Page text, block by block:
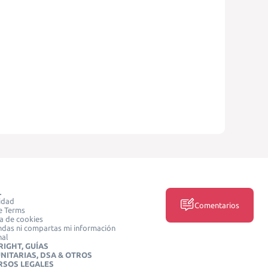
Terms
de cookies
ni compartas mi información
GUÍAS
DSA & OTROS
LEGALES
Comentarios